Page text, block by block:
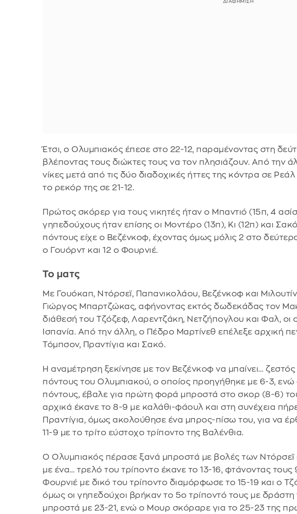
Έτσι, ο Ολυμπιακός έπεσε στο 22-12, παραμένοντας στη
βλέποντας τους διώκτες τους να τον πλησιάζουν. Από την
νίκες μετά από τις δύο διαδοχικές ήττες της κόντρα σε
το ρεκόρ της σε 21-12.
Πρώτος σκόρερ για τους νικητές ήταν ο Μπαντιό (15π, 4
γηπεδούχους ήταν επίσης οι Μοντέρο (13π), Κι (12π) και
πόντους είχε ο Βεζένκοφ, έχοντας όμως μόλις 2 στο
ο Γουόρντ και 12 ο Φουρνιέ.
Το ματς
Με Γουόκαπ, Ντόρσεϊ, Παπανικολάου, Βεζένκοφ και
Γιώργος Μπαρτζώκας, αφήνοντας εκτός δωδεκάδας τον
διάθεσή του Τζόζεφ, Λαρεντζάκη, Νετζήπογλου και Φαλ, οι
Ισπανία. Από την άλλη, ο Πέδρο Μαρτίνεθ επέλεξε αρχική
Τόμπσον, Πραντίγια και Σακό.
Η αναμέτρηση ξεκίνησε με τον Βεζένκοφ να μπαίνει…
πόντους του Ολυμπιακού, ο οποίος προηγήθηκε με 6-3, ενώ
πόντους, έβαλε για πρώτη φορά μπροστά στο σκορ (8-6)
αρχικά έκανε το 8-9 με καλάθι-φάουλ και στη συνέχεια
Πραντίγια, όμως ακολούθησε ένα μπρος-πίσω του, για να
11-9 με το τρίτο εύστοχο τρίποντο της Βαλένθια.
Ο Ολυμπιακός πέρασε ξανά μπροστά με βολές των Ντόρσεϊ
με ένα… τρελό του τρίποντο έκανε το 13-16, φτάνοντας
Φουρνιέ με δικό του τρίποντο διαμόρφωσε το 15-19 και ο
όμως οι γηπεδούχοι βρήκαν το 5ο τρίποντό τους με δράστη
μπροστά με 23-21, ενώ ο Μουρ σκόραρε για το 25-23 της